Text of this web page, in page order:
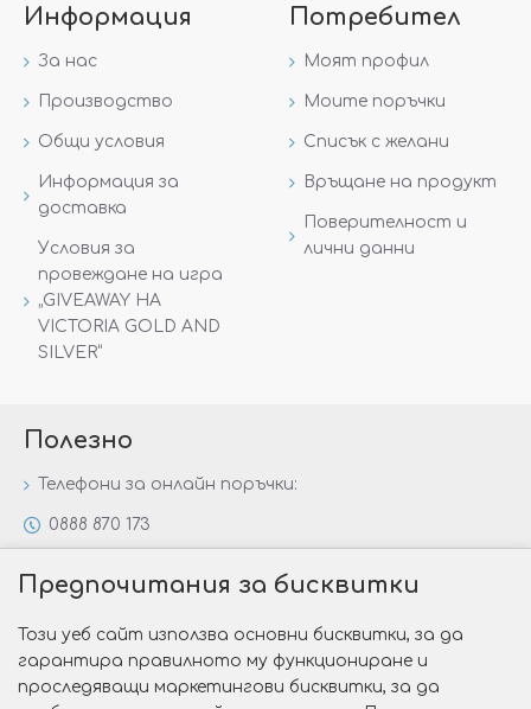
Информация
За нас
Производство
Общи условия
Информация за
доставка
Условия за
провеждане на игра
„GIVEAWAY НА
VICTORIA GOLD AND
SILVER“
Потребител
Моят профил
Моите поръчки
Списък с желани
Връщане на продукт
Поверителност и
лични данни
Полезно
Телефони за онлайн поръчки:
0888 870 173
Специални предложения
Защо да изберете Victoria Gold&Silver?
Предпочитания за бисквитки
Този уеб сайт използва основни бисквитки, за да
гарантира правилното му функциониране и
проследяващи маркетингови бисквитки, за да